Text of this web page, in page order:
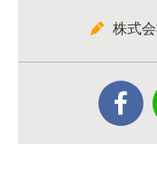
株式